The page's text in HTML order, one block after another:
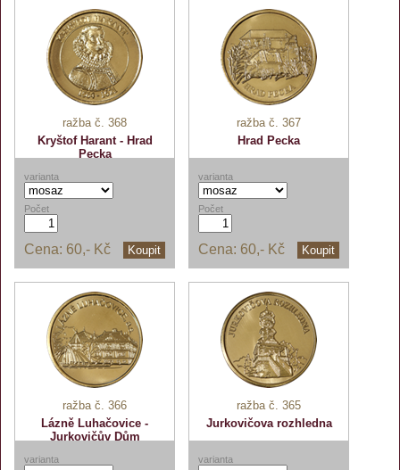
ražba č. 368
Kryštof Harant - Hrad
Pecka
varianta
Počet
Koupit
Cena: 60,- Kč
ražba č. 367
Hrad Pecka
varianta
Počet
Koupit
Cena: 60,- Kč
ražba č. 366
Lázně Luhačovice -
Jurkovičův Dům
varianta
ražba č. 365
Jurkovičova rozhledna
varianta